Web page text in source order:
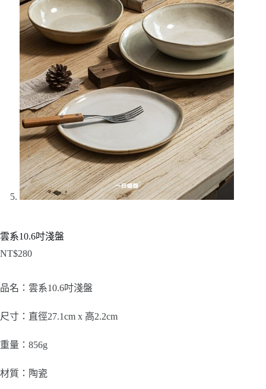
雲系10.6吋淺盤
NT$280
品名：雲系10.6吋淺盤
尺寸：直徑27.1cm x 高2.2cm
重量：856g
材質：陶瓷